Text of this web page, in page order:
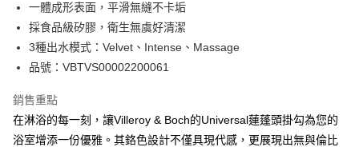
一體成形表面，平滑無縫不卡垢
採食品級矽膠，衛生無虞好清潔
3種出水模式：Velvet、Intense、Massage
品號：VBTVS00002200061
銷售重點
在淋浴的每一刻，讓Villeroy & Boch的Universal蓮蓬頭掛勾為您的
浴室增添一份優雅。其鉻色設計不僅具現代感，更展現出無與倫比